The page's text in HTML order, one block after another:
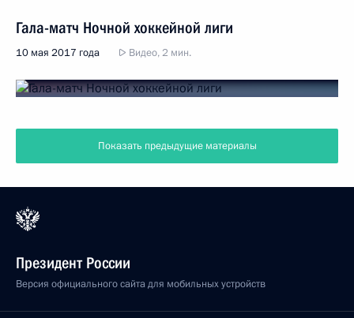
Гала-матч Ночной хоккейной лиги
10 мая 2017 года Видео, 2 мин.
Показать предыдущие материалы
Президент России
Версия официального сайта для мобильных устройств